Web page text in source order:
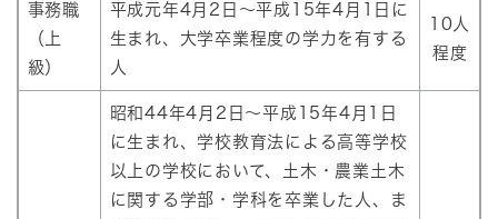
事務職
（上
級）
平成元年4月2日～平成15年4月1日に
生まれ、大学卒業程度の学力を有する
人
10人
程度
昭和44年4月2日～平成15年4月1日
に生まれ、学校教育法による高等学校
以上の学校において、土木・農業土木
に関する学部・学科を卒業した人、ま